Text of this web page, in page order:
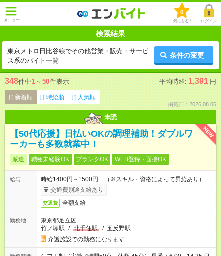
メニュー
0
気になる！ ログイン
検索結果
東京メトロ日比谷線でその他営業・販売・サービ
ス系のバイト一覧
条件の変更
348件中1 ～ 50件表示 平均時給: 1,391 円
新着順 時給順 人気順
掲載日：2026.08.06
未読
NEW
【50代応援】日払いOKの調理補助！ダブルワ
ーカーも多数就業中！
派遣 職種未経験OK ブランクOK WEB登録・面接OK
給与
時給1400円～1500円 （※スキル・資格によって昇給あり）
交通費別途支給あり
交通費 全額支給
勤務地
東京都足立区
竹ノ塚駅 / 北千住駅 / 五反野駅
介護施設での勤務になります